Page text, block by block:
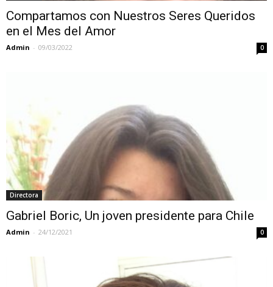
Compartamos con Nuestros Seres Queridos
en el Mes del Amor
Admin - 09/03/2022 0
Directora
Gabriel Boric, Un joven presidente para Chile
Admin - 24/12/2021 0